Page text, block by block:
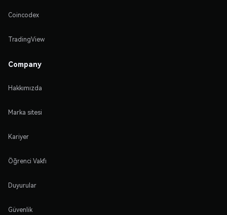
Coincodex
TradingView
Company
Hakkımızda
Marka sitesi
Kariyer
Öğrenci Vakfı
Duyurular
Güvenlik